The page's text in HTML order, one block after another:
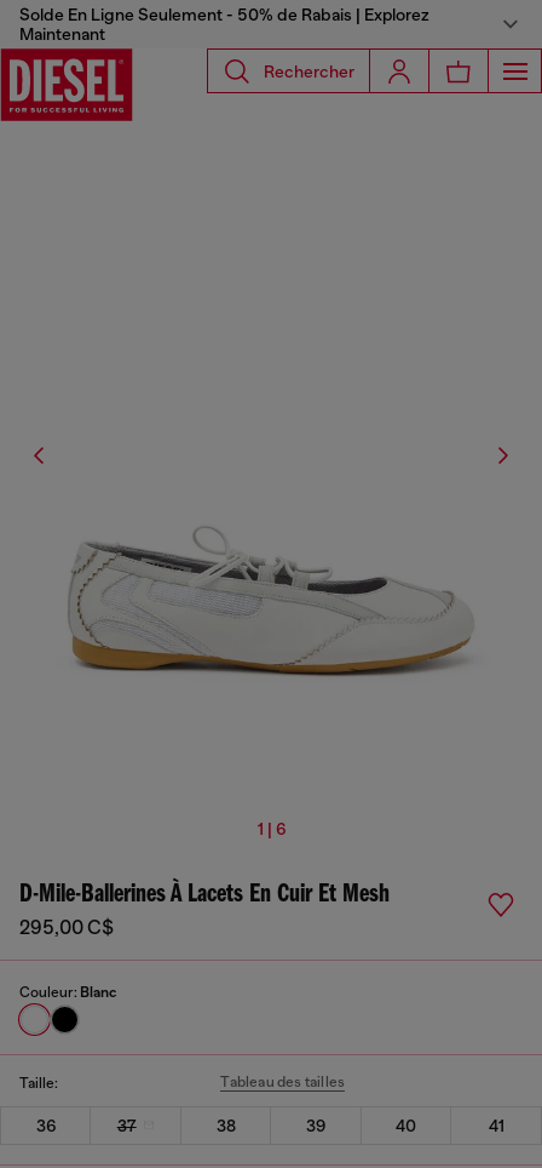
Solde En Ligne Seulement - 50% de Rabais | Explorez
Maintenant
Rechercher
1 | 6
D-Mile-Ballerines À Lacets En Cuir Et Mesh
295,00 C$
Couleur: Blanc
Taille: Tableau des tailles
36 37 38 39 40 41